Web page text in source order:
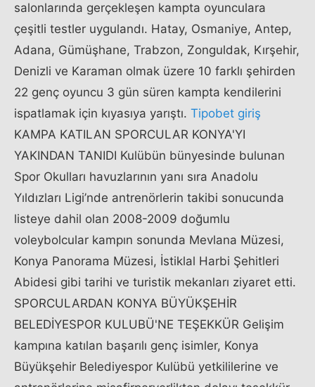
salonlarında gerçekleşen kampta oyunculara
çeşitli testler uygulandı. Hatay, Osmaniye, Antep,
Adana, Gümüşhane, Trabzon, Zonguldak, Kırşehir,
Denizli ve Karaman olmak üzere 10 farklı şehirden
22 genç oyuncu 3 gün süren kampta kendilerini
ispatlamak için kıyasıya yarıştı. Tipobet giriş
KAMPA KATILAN SPORCULAR KONYA'YI
YAKINDAN TANIDI Kulübün bünyesinde bulunan
Spor Okulları havuzlarının yanı sıra Anadolu
Yıldızları Ligi’nde antrenörlerin takibi sonucunda
listeye dahil olan 2008-2009 doğumlu
voleybolcular kampın sonunda Mevlana Müzesi,
Konya Panorama Müzesi, İstiklal Harbi Şehitleri
Abidesi gibi tarihi ve turistik mekanları ziyaret etti.
SPORCULARDAN KONYA BÜYÜKŞEHİR
BELEDİYESPOR KULUBÜ'NE TEŞEKKÜR Gelişim
kampına katılan başarılı genç isimler, Konya
Büyükşehir Belediyespor Kulübü yetkililerine ve